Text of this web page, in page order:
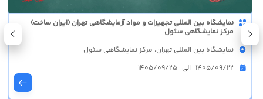
نمایشگاه بین المللی تجهیزات و مواد آزمایشگاهی تهران (ایران ساخت)
مرکز نمایشگاهی سئول
نمایشگاه بین المللی تهران، مرکز نمایشگاهی سئول
1405/09/22 الی 1405/09/25